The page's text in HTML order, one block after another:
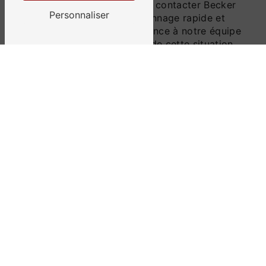
d'Auvergne, n'hésitez pas à contacter Becker
Récupération pour un dépannage rapide et
professionnel. Faites confiance à notre équipe
d'experts pour vous sortir de cette situation
Personnaliser